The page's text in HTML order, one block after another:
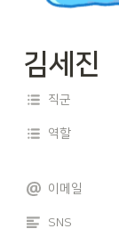
김세진
직군
역할
이메일
SNS